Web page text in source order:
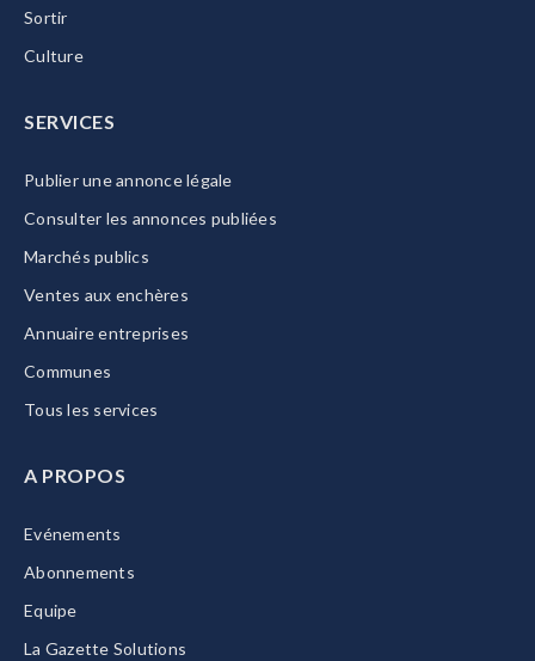
Sortir
Culture
SERVICES
Publier une annonce légale
Consulter les annonces publiées
Marchés publics
Ventes aux enchères
Annuaire entreprises
Communes
Tous les services
A PROPOS
Evénements
Abonnements
Equipe
La Gazette Solutions